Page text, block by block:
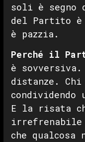
soli è
del Partito
è pazzia.
Perché il
è
distanze.
E la risata
irrefrenabile
che qualcosa